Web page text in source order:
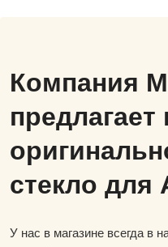
Компания
стекло для
У нас в магазине всегда в